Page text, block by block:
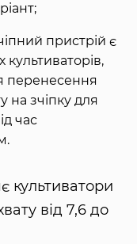
пристрій є
перенесення
на зчіпку для
час
культиватори
від 7,6 до